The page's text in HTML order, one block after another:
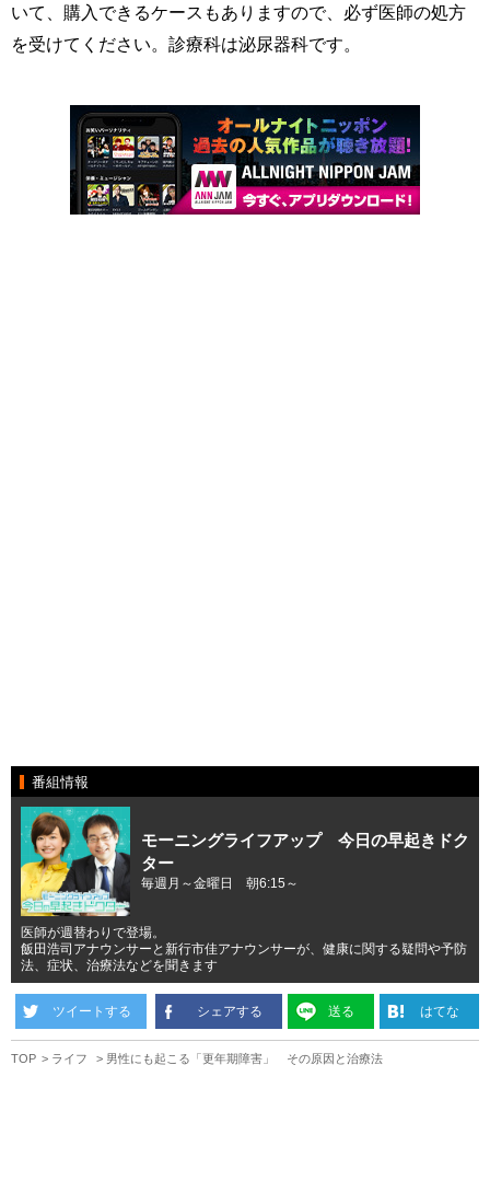
いて、購入できるケースもありますので、必ず医師の処方
を受けてください。診療科は泌尿器科です。
番組情報
モーニングライフアップ 今日の早起きドク
ター
毎週月～金曜日 朝6:15～
医師が週替わりで登場。
飯田浩司アナウンサーと新行市佳アナウンサーが、健康に関する疑問や予防
法、症状、治療法などを聞きます
ツイートする シェアする 送る はてな
TOP ライフ 男性にも起こる「更年期障害」 その原因と治療法